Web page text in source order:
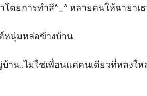
ดยการทำสี^_^ หลายคนให้ฉายาเ
หนุ่มหล่อข้างบ้าน
าน..ไม่ใช่เพื่อนแค่คนเดียวที่หลงใ